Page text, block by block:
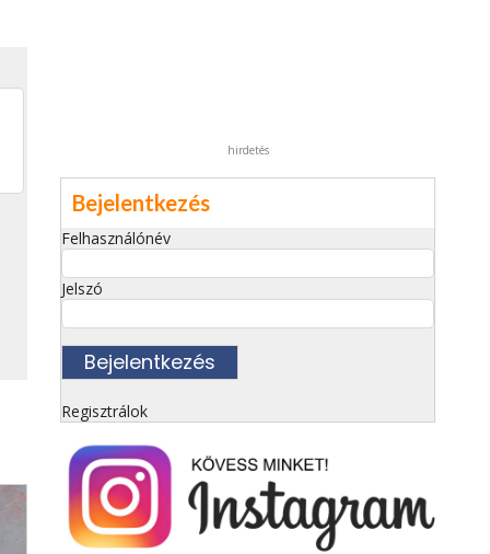
hirdetés
Bejelentkezés
Felhasználónév
Jelszó
Regisztrálok